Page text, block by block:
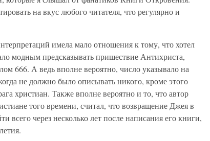
на вкус любого читателя, что регулярно и
имела мало отношения к тому, что хотел
модным предсказывать пришествие Антихриста,
666. А ведь вполне вероятно, число указывало на
не должно было описывать никого, кроме этого
христиан. Также вполне вероятно и то, что автор
того времени, считал, что возвращение Джея в
всего через несколько лет после написания его книги,